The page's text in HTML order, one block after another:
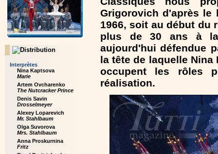
Interprètes
Nina Kaptsova
Marie
Artem Ovcharenko
The Nutcracker Prince
Denis Savin
Drosselmeyer
Alexey Loparevich
Mr. Stahlbaum
Olga Suvorova
Mrs. Stahlbaum
Anna Proskurnina
Fritz
Grigorovich d'après le
1966, soit au début du
plus de 30 ans à la
aujourd'hui défendue
la tête de laquelle Nina
occupent les rôles
réalisation.